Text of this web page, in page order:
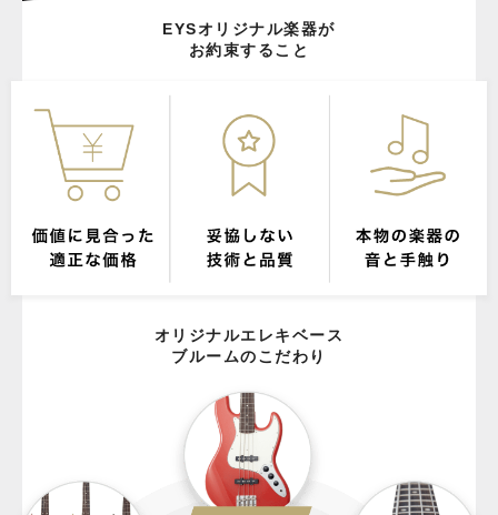
EYSオリジナル楽器が
お約束すること
オリジナルエレキベース
ブルームのこだわり